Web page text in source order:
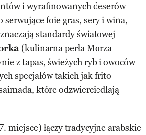
i wyrafinowanych deserów
serwujące foie gras, sery i wina,
standardy światowej
(kulinarna perła Morza
z tapas, świeżych ryb i owoców
specjałów takich jak frito
które odzwierciedlają
miejsce) łączy tradycyjne arabskie